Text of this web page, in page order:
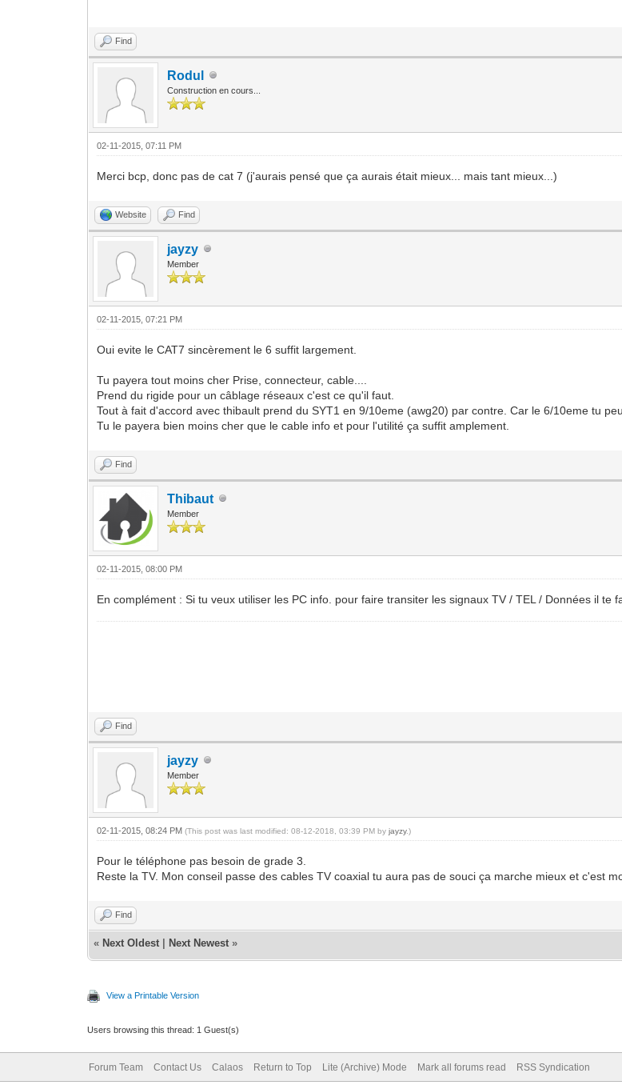
Find
Rodul
Construction en cours...
02-11-2015, 07:11 PM
Merci bcp, donc pas de cat 7 (j'aurais pensé que ça aurais était mieux... mais tant mieux...)
Website Find
jayzy
Member
02-11-2015, 07:21 PM
Oui evite le CAT7 sincèrement le 6 suffit largement.
Tu payera tout moins cher Prise, connecteur, cable....
Prend du rigide pour un câblage réseaux c'est ce qu'il faut.
Tout à fait d'accord avec thibault prend du SYT1 en 9/10eme (awg20) par contre. Car le 6/10eme tu
Tu le payera bien moins cher que le cable info et pour l'utilité ça suffit amplement.
Find
Thibaut
Member
02-11-2015, 08:00 PM
En complément : Si tu veux utiliser les PC info. pour faire transiter les signaux TV / TEL / Données il te
Find
jayzy
Member
02-11-2015, 08:24 PM(This post was last modified: 08-12-2018, 03:39 PM byjayzy.)
Pour le téléphone pas besoin de grade 3.
Reste la TV. Mon conseil passe des cables TV coaxial tu aura pas de souci ça marche mieux et c'est
Find
« Next Oldest Next Newest »
View a Printable Version
Users browsing this thread: 1 Guest(s)
Forum Team Contact Us Calaos Return to Top Lite (Archive) Mode Mark all forums read RSS Syndication